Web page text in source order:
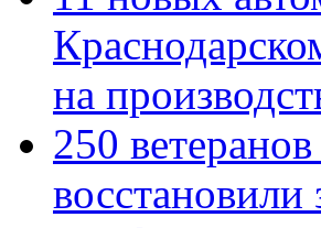
на
250